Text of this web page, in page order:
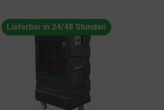
Lieferbar in 24/48 Stunden